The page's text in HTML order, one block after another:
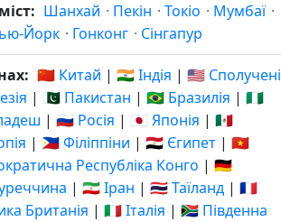
Шанхай · Пекін · Токіо · Мумбаї ·
Йорк · Гонконг · Сінгапур
🇨🇳 Китай | 🇮🇳 Індія | 🇺🇸 Сполучені
| 🇵🇰 Пакистан | 🇧🇷 Бразилія | 🇳🇬
| 🇷🇺 Росія | 🇯🇵 Японія | 🇲🇽
| 🇵🇭 Філіппіни | 🇪🇬 Єгипет | 🇻🇳
Республіка Конго | 🇩🇪
| 🇮🇷 Іран | 🇹🇭 Таїланд | 🇫🇷
Британія | 🇮🇹 Італія | 🇿🇦 Південна